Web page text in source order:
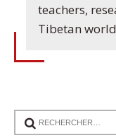
teachers,
Tibetan